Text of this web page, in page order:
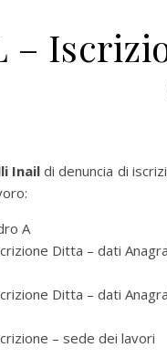
–
Inaildi denuncia di
A
Ditta – dati
Ditta – dati
– sede dei lavori